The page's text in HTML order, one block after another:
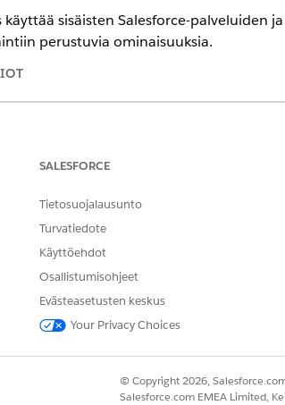
käyttää sisäisten Salesforce-
perustuvia ominaisuuksia.
käsittelee useita datatyyppejä kartoituksen
Salesforce S3 -pyynnöissä
ONGELMASI?
voimme kehittyä!
SALESFORCE
Tietosuojalausunto
Turvatiedote
Käyttöehdot
Osallistumisohjeet
Evästeasetusten keskus
Your Privacy Choices
© Copyright 2026,
Salesforce.com EMEA Limited,